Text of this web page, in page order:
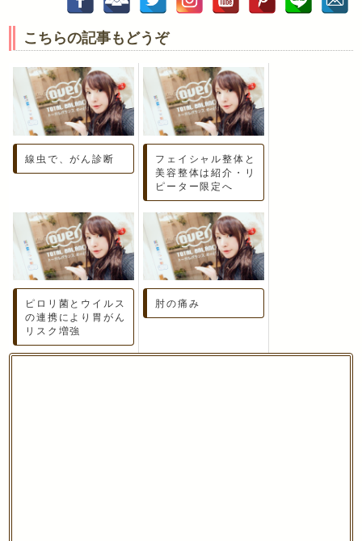
こちらの記事もどうぞ
線虫で、がん診断
フェイシャル整体と
美容整体は紹介・リ
ピーター限定へ
ピロリ菌とウイルス
の連携により胃がん
リスク増強
肘の痛み